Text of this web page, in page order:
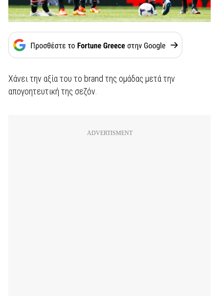
Χάνει την αξία του το brand της ομάδας μετά την
απογοητευτική της σεζόν.